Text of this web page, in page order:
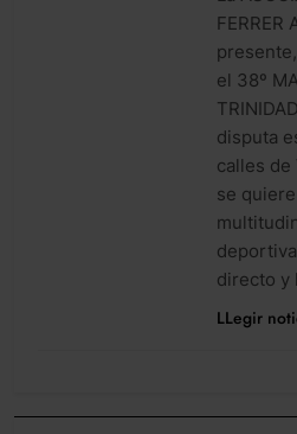
FERRER
el 38º
disputa
calles de
se
directo y
LLegir